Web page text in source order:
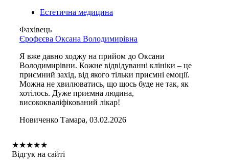
Естетична медицина
Фахівець
Єрофєєва Оксана Володимирівна
Я вже давно ходжу на прийом до Оксани
Володимирівни. Кожне відвідуванні клініки – це
приємний захід, від якого тільки приємні емоції.
Можна не хвилюватись, що щось буде не так, як
хотілось. Дуже приємна людина,
висококваліфікований лікар!
Новиченко Тамара, 03.02.2026
★★★★★
Відгук на сайті